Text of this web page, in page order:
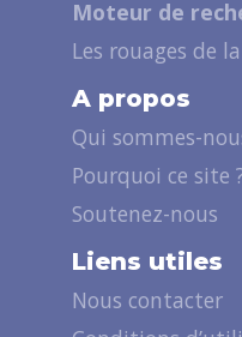
Moteur de
Les rouages de
A propos
Qui sommes-
Pourquoi ce site
Soutenez-nous
Liens utiles
Nous contacter